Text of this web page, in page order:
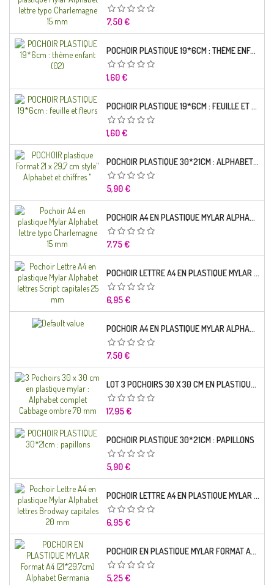
Prix
7,50 €
POCHOIR PLASTIQUE 19*6CM : THÈME ENFANT (02)
Prix
1,60 €
POCHOIR PLASTIQUE 19*6CM : FEUILLE ET FLEURS
Prix
1,60 €
POCHOIR PLASTIQUE 30*21CM : ALPHABET (02)
Prix
5,90 €
POCHOIR A4 EN PLASTIQUE MYLAR ALPHABET LETTRE TYPO RAVIE 30 MM
Prix
7,75 €
POCHOIR LETTRE A4 EN PLASTIQUE MYLAR ALPHABET LETTRES SCRIPT CAPITALES 25 MM
Prix
6,95 €
POCHOIR A4 EN PLASTIQUE MYLAR ALPHABET LETTRE TYPO SCIENCE 35 MM
Prix
7,50 €
LOT 3 POCHOIRS 30 X 30 CM EN PLASTIQUE MYLAR : ALPHABET COMPLET CABBAGE OMBRE 70 MM
Prix
17,95 €
POCHOIR PLASTIQUE 30*21CM : PAPILLONS
Prix
5,90 €
POCHOIR LETTRE A4 EN PLASTIQUE MYLAR ALPHABET LETTRES BRODWAY CAPITALES 20 MM
Prix
6,95 €
POCHOIR EN PLASTIQUE MYLAR FORMAT A4 (21*29.7CM) ALPHABET GERMANICA LETTRES CAPITALES ET CHIFFRES
Prix
5,25 €